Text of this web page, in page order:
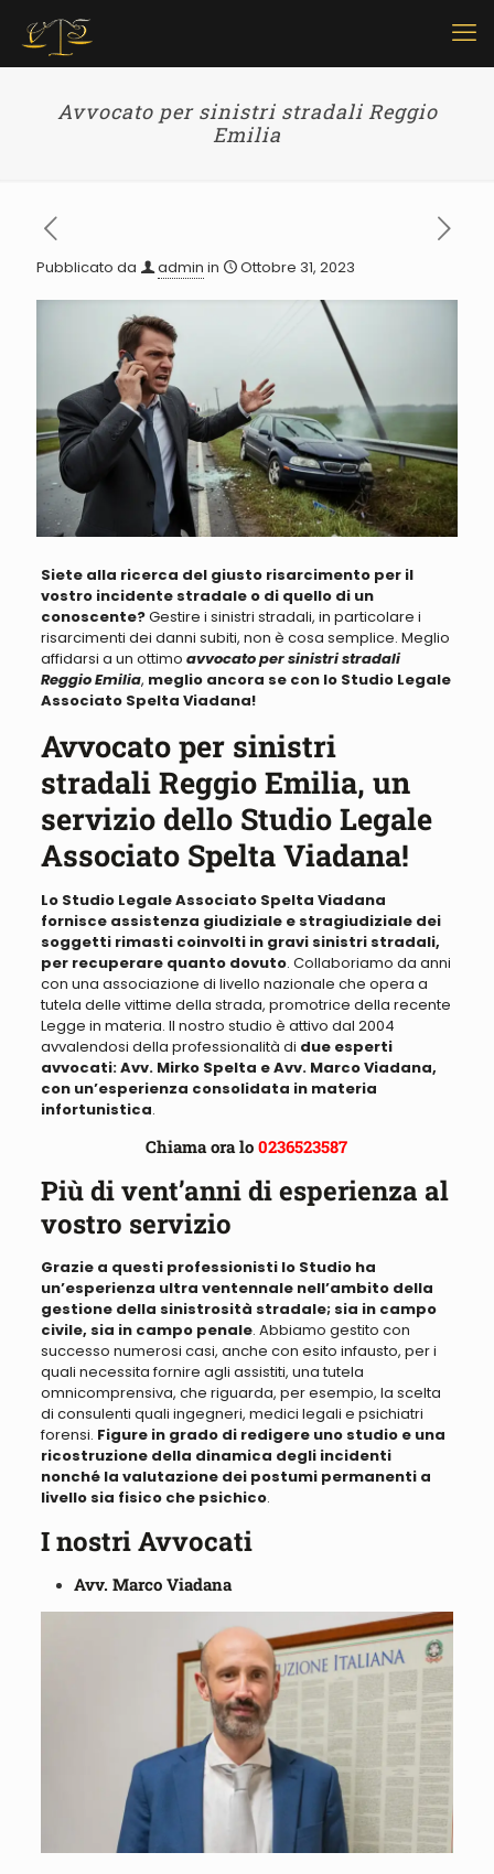
Avvocato per sinistri stradali Reggio
Emilia
Pubblicato da admin in Ottobre 31, 2023
Siete alla ricerca del giusto risarcimento per il
vostro incidente stradale o di quello di un
conoscente?Gestire i sinistri stradali, in particolare i
risarcimenti dei danni subiti, non è cosa semplice. Meglio
affidarsi a un ottimo avvocato per sinistri stradali
Reggio Emilia, meglio ancora se con lo Studio Legale
Associato Spelta Viadana!
Avvocato per sinistri
stradali Reggio Emilia, un
servizio dello Studio Legale
Associato Spelta Viadana!
Lo Studio Legale Associato Spelta Viadana
fornisce assistenza giudiziale e stragiudiziale dei
soggetti rimasti coinvolti in gravi sinistri stradali,
per recuperare quanto dovuto. Collaboriamo da anni
con una associazione di livello nazionale che opera a
tutela delle vittime della strada, promotrice della recente
Legge in materia. Il nostro studio è attivo dal 2004
avvalendosi della professionalità di due esperti
avvocati: Avv. Mirko Spelta e Avv. Marco Viadana,
con un’esperienza consolidata in materia
infortunistica.
Chiama ora lo0236523587
Più di vent’anni di esperienza al
vostro servizio
Grazie a questi professionisti lo Studio ha
un’esperienza ultra ventennale nell’ambito della
gestione della sinistrosità stradale; sia in campo
civile, sia in campo penale. Abbiamo gestito con
successo numerosi casi, anche con esito infausto, per i
quali necessita fornire agli assistiti, una tutela
omnicomprensiva, che riguarda, per esempio, la scelta
di consulenti quali ingegneri, medici legali e psichiatri
forensi. Figure in grado di redigere uno studio e una
ricostruzione della dinamica degli incidenti
nonché la valutazione dei postumi permanenti a
livello sia fisico che psichico.
I nostri Avvocati
Avv. Marco Viadana